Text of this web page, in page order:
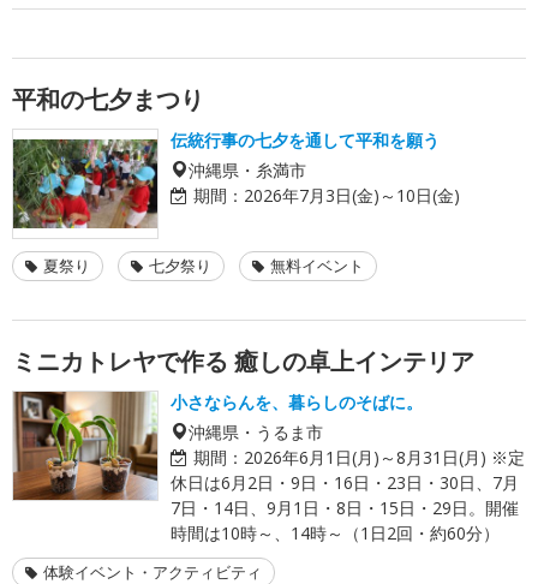
平和の七夕まつり
伝統行事の七夕を通して平和を願う
沖縄県・糸満市
期間： 2026年7月3日(金)～10日(金)
夏祭り 七夕祭り 無料イベント
ミニカトレヤで作る 癒しの卓上インテリア
小さならんを、暮らしのそばに。
沖縄県・うるま市
期間： 2026年6月1日(月)～8月31日(月) ※定
休日は6月2日・9日・16日・23日・30日、7月
7日・14日、9月1日・8日・15日・29日。開催
時間は10時～、14時～（1日2回・約60分）
体験イベント・アクティビティ